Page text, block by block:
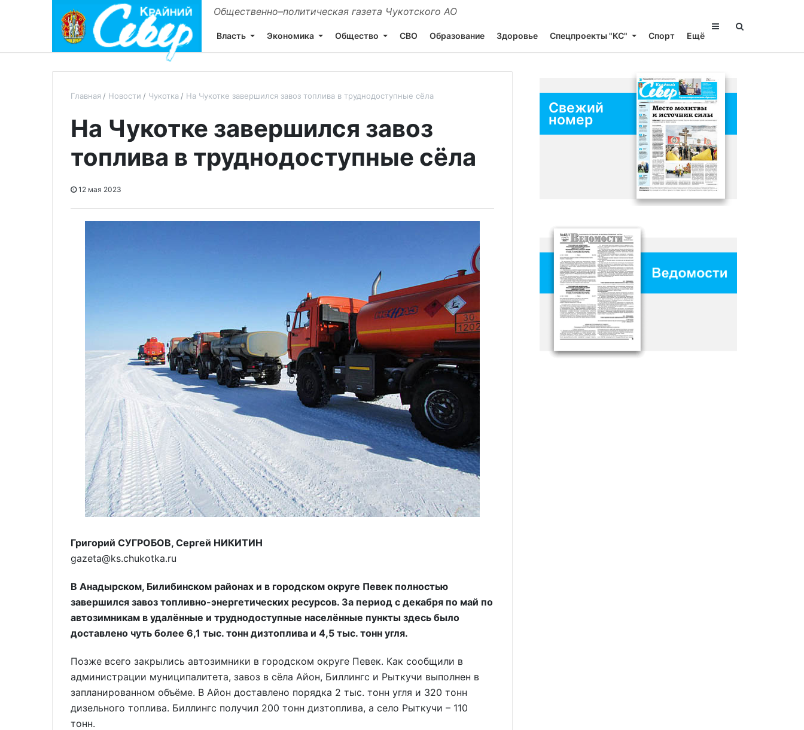
Общественно–политическая газета Чукотского АО
Власть Экономика Общество СВО Образование Здоровье Спецпроекты "КС" Спорт Ещё
Главная Новости Чукотка На Чукотке завершился завоз топлива в труднодоступные сёла
На Чукотке завершился завоз
топлива в труднодоступные сёла
12 мая 2023
Григорий СУГРОБОВ, Сергей НИКИТИН
gazeta@ks.chukotka.ru
В Анадырском, Билибинском районах и в городском округе Певек полностью
завершился завоз топливно-энергетических ресурсов. За период с декабря по май по
автозимникам в удалённые и труднодоступные населённые пункты здесь было
доставлено чуть более 6,1 тыс. тонн дизтоплива и 4,5 тыс. тонн угля.
Позже всего закрылись автозимники в городском округе Певек. Как сообщили в
администрации муниципалитета, завоз в сёла Айон, Биллингс и Рыткучи выполнен в
запланированном объёме. В Айон доставлено порядка 2 тыс. тонн угля и 320 тонн
дизельного топлива. Биллингс получил 200 тонн дизтоплива, а село Рыткучи – 110
тонн.
Свежий
номер